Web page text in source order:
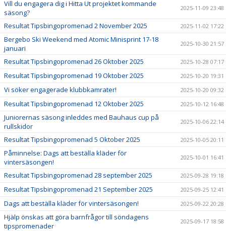
Vill du engagera dig i Hitta Ut projektet kommande
säsong?
2025-11-09 23:48
Resultat Tipsbingopromenad 2 November 2025 2025-11-02 17:22
Bergebo Ski Weekend med Atomic Minisprint 17-18
januari
2025-10-30 21:57
Resultat Tipsbingopromenad 26 Oktober 2025 2025-10-28 07:17
Resultat Tipsbingopromenad 19 Oktober 2025 2025-10-20 19:31
Vi söker engagerade klubbkamrater! 2025-10-20 09:32
Resultat Tipsbingopromenad 12 Oktober 2025 2025-10-12 16:48
Juniorernas säsong inleddes med Bauhaus cup på
rullskidor
2025-10-06 22:14
Resultat Tipsbingopromenad 5 Oktober 2025 2025-10-05 20:11
Påminnelse: Dags att beställa kläder för
vintersäsongen!
2025-10-01 16:41
Resultat Tipsbingopromenad 28 september 2025 2025-09-28 19:18
Resultat Tipsbingopromenad 21 September 2025 2025-09-25 12:41
Dags att beställa kläder för vintersäsongen! 2025-09-22 20:28
Hjälp önskas att göra barnfrågor till söndagens
tipspromenader
2025-09-17 18:58